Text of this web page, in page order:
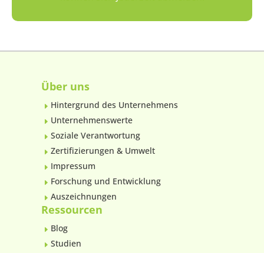
Über uns
E Hintergrund des Unternehmens
E Unternehmenswerte
E Soziale Verantwortung
E Zertifizierungen & Umwelt
E Impressum
E Forschung und Entwicklung
E Auszeichnungen
Ressourcen
E Blog
E Studien